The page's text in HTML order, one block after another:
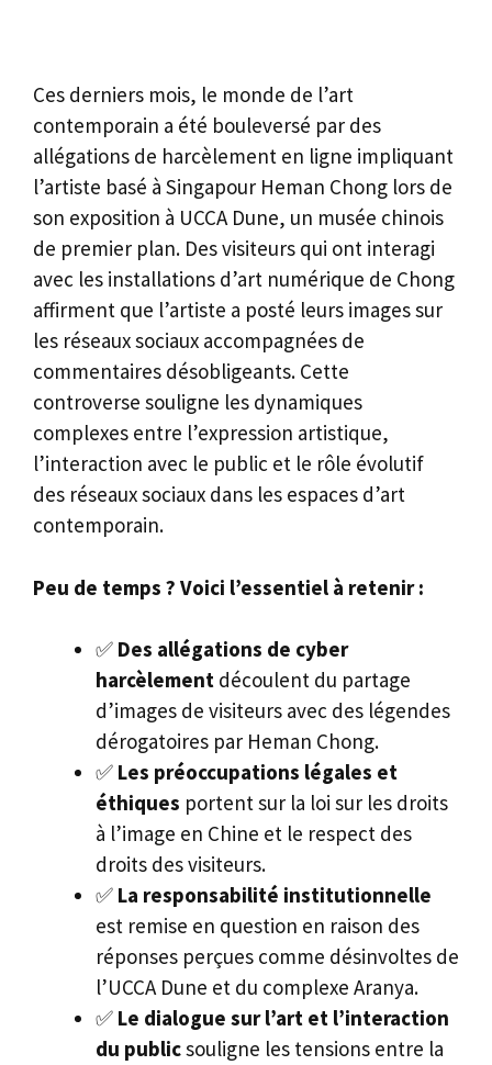
Ces derniers mois, le monde de l’art
contemporain a été bouleversé par des
allégations de harcèlement en ligne impliquant
l’artiste basé à Singapour Heman Chong lors de
son exposition à UCCA Dune, un musée chinois
de premier plan. Des visiteurs qui ont interagi
avec les installations d’art numérique de Chong
affirment que l’artiste a posté leurs images sur
les réseaux sociaux accompagnées de
commentaires désobligeants. Cette
controverse souligne les dynamiques
complexes entre l’expression artistique,
l’interaction avec le public et le rôle évolutif
des réseaux sociaux dans les espaces d’art
contemporain.
Peu de temps ? Voici l’essentiel à retenir :
✅ Des allégations de cyber
harcèlement découlent du partage
d’images de visiteurs avec des légendes
dérogatoires par Heman Chong.
✅ Les préoccupations légales et
éthiques portent sur la loi sur les droits
à l’image en Chine et le respect des
droits des visiteurs.
✅ La responsabilité institutionnelle
est remise en question en raison des
réponses perçues comme désinvoltes de
l’UCCA Dune et du complexe Aranya.
✅ Le dialogue sur l’art et l’interaction
du publicsouligne les tensions entre la